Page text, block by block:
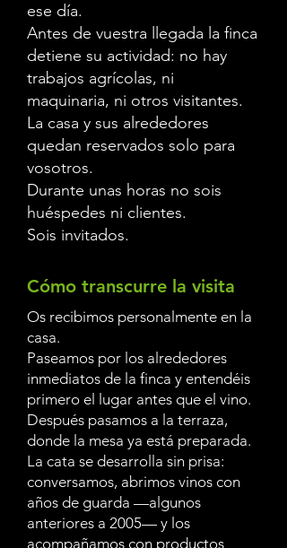
ese día.
Antes de vuestra llegada la finca
detiene su actividad: no hay
trabajos agrícolas, ni
maquinaria, ni otros visitantes.
La casa y sus alrededores
quedan reservados solo para
vosotros.
Durante unas horas no sois
huéspedes ni clientes.
Sois invitados.
Cómo transcurre la visita
Os recibimos personalmente en la
casa.
Paseamos por los alrededores
inmediatos de la finca y entendéis
primero el lugar antes que el vino.
Después pasamos a la terraza,
donde la mesa ya está preparada.
La cata se desarrolla sin prisa:
conversamos, abrimos vinos con
años de guarda —algunos
anteriores a 2005— y los
acompañamos con productos